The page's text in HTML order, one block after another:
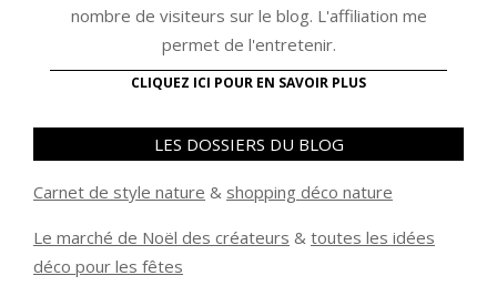
nombre de visiteurs sur le blog. L'affiliation me
permet de l'entretenir.
CLIQUEZ ICI POUR EN SAVOIR PLUS
LES DOSSIERS DU BLOG
Carnet de style nature & shopping déco nature
Le marché de Noël des créateurs & toutes les idées
déco pour les fêtes